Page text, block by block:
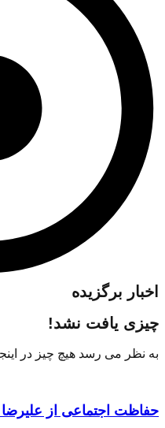
اخبار برگزیده
چیزی یافت نشد!
به نظر می رسد هیچ چیز در
حفاظت اجتماعی از علیرضا